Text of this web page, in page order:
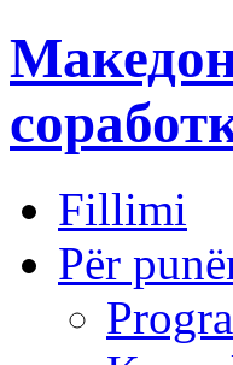
Fillimi
Për